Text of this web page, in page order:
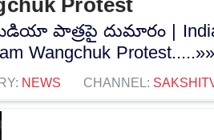
Protest
పాత్రపై దుమారం |
Wangchuk
NEWS CHANNEL: